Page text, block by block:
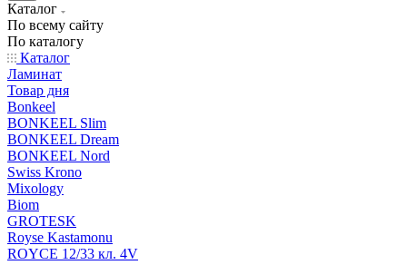
Каталог
По всему сайту
По каталогу
Каталог
Ламинат
Товар дня
Bonkeel
BONKEEL Slim
BONKEEL Dream
BONKEEL Nord
Swiss Krono
Mixology
Biom
GROTESK
Royse Kastamonu
ROYCE 12/33 кл. 4V